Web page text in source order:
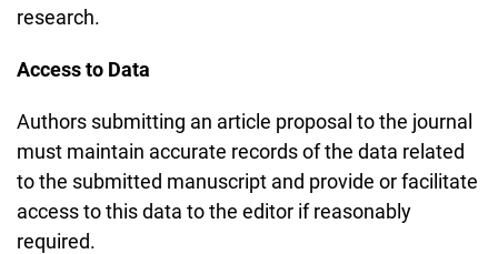
research.
Access to Data
Authors submitting an article proposal to the journal
must maintain accurate records of the data related
to the submitted manuscript and provide or facilitate
access to this data to the editor if reasonably
required.